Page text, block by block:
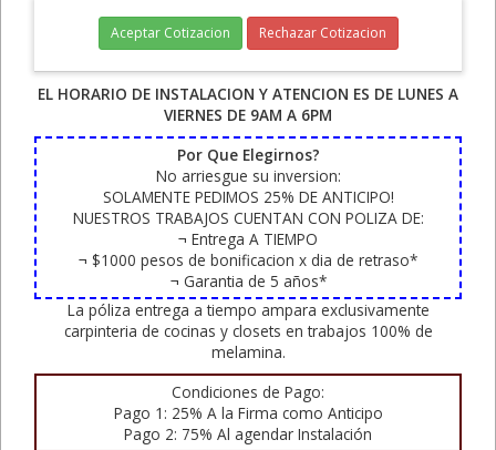
Aceptar Cotizacion Rechazar Cotizacion
EL HORARIO DE INSTALACION Y ATENCION ES DE LUNES A
VIERNES DE 9AM A 6PM
Por Que Elegirnos?
No arriesgue su inversion:
SOLAMENTE PEDIMOS 25% DE ANTICIPO!
NUESTROS TRABAJOS CUENTAN CON POLIZA DE:
¬ Entrega A TIEMPO
¬ $1000 pesos de bonificacion x dia de retraso*
¬ Garantia de 5 años*
La póliza entrega a tiempo ampara exclusivamente
carpinteria de cocinas y closets en trabajos 100% de
melamina.
Condiciones de Pago:
Pago 1: 25% A la Firma como Anticipo
Pago 2: 75% Al agendar Instalación